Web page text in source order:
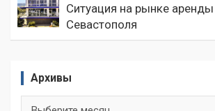
Ситуация на рынке
Севастополя
Архивы